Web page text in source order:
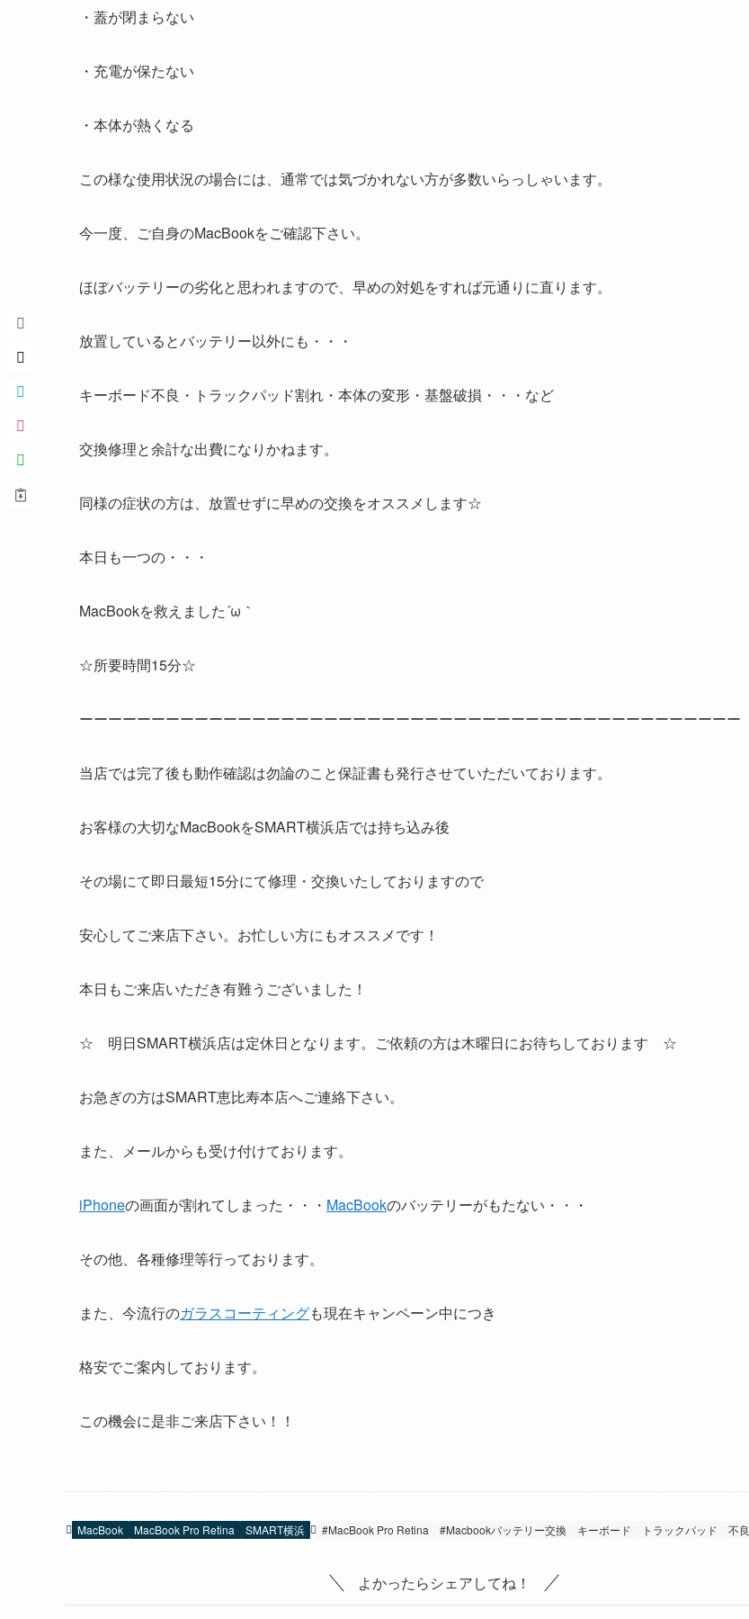
・蓋が閉まらない
・充電が保たない
・本体が熱くなる
この様な使用状況の場合には、通常では気づかれない方が多数いらっしゃいます。
今一度、ご自身のMacBookをご確認下さい。
ほぼバッテリーの劣化と思われますので、早めの対処をすれば元通りに直ります。
放置しているとバッテリー以外にも・・・
キーボード不良・トラックパッド割れ・本体の変形・基盤破損・・・など
交換修理と余計な出費になりかねます。
同様の症状の方は、放置せずに早めの交換をオススメします☆
本日も一つの・・・
MacBookを救えました´ω｀
☆所要時間15分☆
ーーーーーーーーーーーーーーーーーーーーーーーーーーーーーーーーーーーーーーーーーーーーーー
当店では完了後も動作確認は勿論のこと保証書も発行させていただいております。
お客様の大切なMacBookをSMART横浜店では持ち込み後
その場にて即日最短15分にて修理・交換いたしておりますので
安心してご来店下さい。お忙しい方にもオススメです！
本日もご来店いただき有難うございました！
☆ 明日SMART横浜店は定休日となります。ご依頼の方は木曜日にお待ちしております ☆
お急ぎの方はSMART恵比寿本店へご連絡下さい。
また、メールからも受け付けております。
iPhoneの画面が割れてしまった・・・ MacBookのバッテリーがもたない・・・
その他、各種修理等行っております。
また、今流行のガラスコーティングも現在キャンペーン中につき
格安でご案内しております。
この機会に是非ご来店下さい！！
MacBook MacBook Pro Retina SMART横浜 #MacBook Pro Retina #Macbookバッテリー交換 キーボード トラックパッド 不良
よかったらシェアしてね！